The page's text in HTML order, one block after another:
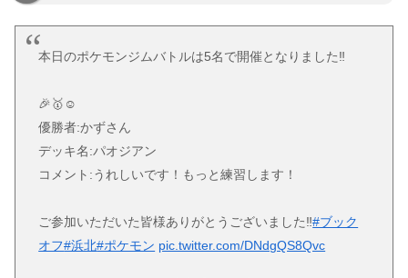
本日のポケモンジムバトルは5名で開催となりました‼️
🎉🥇☺️
優勝者:かずさん
デッキ名:パオジアン
コメント:うれしいです！もっと練習します！
ご参加いただいた皆様ありがとうございました‼️#ブック
オフ#浜北#ポケモン pic.twitter.com/DNdgQS8Qvc